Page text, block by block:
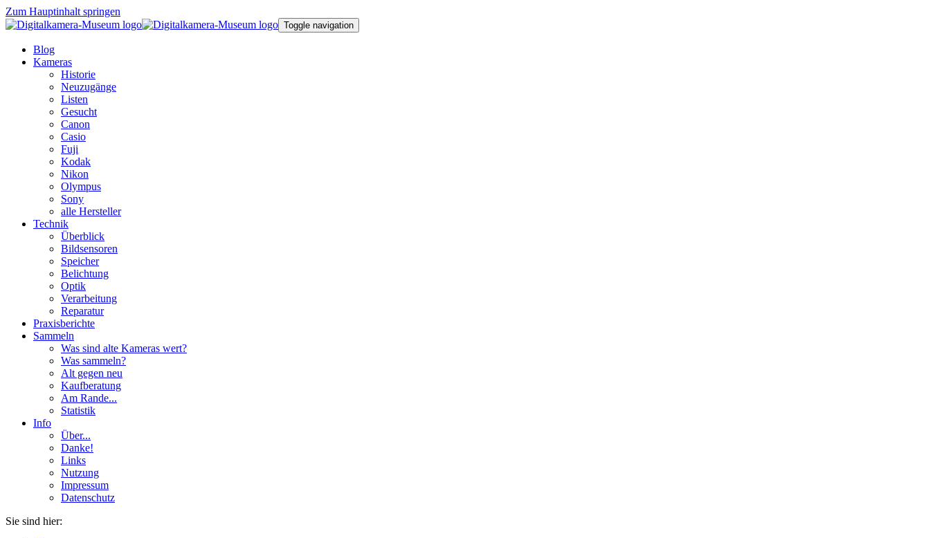
Zum Hauptinhalt springen
Toggle navigation
Blog
Kameras
Historie
Neuzugänge
Listen
Gesucht
Canon
Casio
Fuji
Kodak
Nikon
Olympus
Sony
alle Hersteller
Technik
Überblick
Bildsensoren
Speicher
Belichtung
Optik
Verarbeitung
Reparatur
Praxisberichte
Sammeln
Was sind alte Kameras wert?
Was sammeln?
Alt gegen neu
Kaufberatung
Am Rande...
Statistik
Info
Über...
Danke!
Links
Nutzung
Impressum
Datenschutz
Sie sind hier: